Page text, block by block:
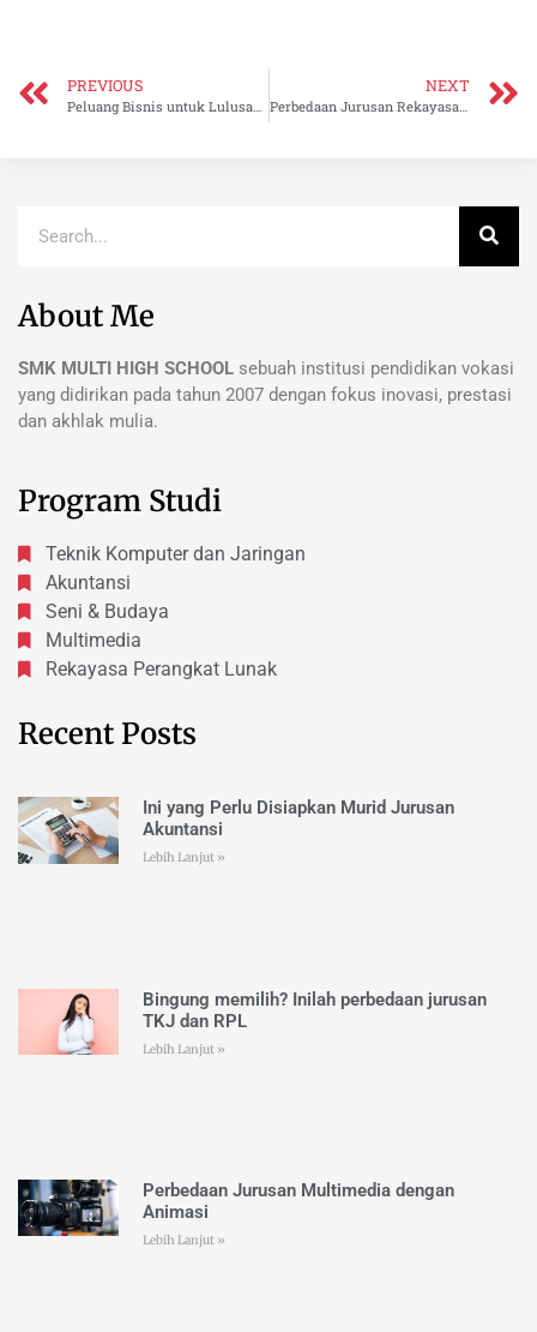
PREVIOUS NEXT
Perbedaan Jurusan Rekayasa Perangkat Lunak dengan Informatika
About Me
SMK MULTI HIGH SCHOOL sebuah institusi pendidikan vokasi
yang didirikan pada tahun 2007 dengan fokus inovasi, prestasi
dan akhlak mulia.
Program Studi
Teknik Komputer dan Jaringan
Akuntansi
Seni & Budaya
Multimedia
Rekayasa Perangkat Lunak
Recent Posts
Ini yang Perlu Disiapkan Murid Jurusan
Akuntansi
Lebih Lanjut »
Bingung memilih? Inilah perbedaan jurusan
TKJ dan RPL
Lebih Lanjut »
Perbedaan Jurusan Multimedia dengan
Animasi
Lebih Lanjut »